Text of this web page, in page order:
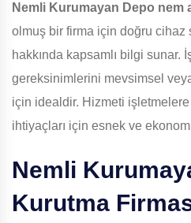
Nemli Kurumayan Depo nem
olmuş bir firma için doğru cihaz
hakkında kapsamlı bilgi sunar.
gereksinimlerini mevsimsel
için idealdir. Hizmeti
ihtiyaçları için esnek ve
Nemli
Kurutma